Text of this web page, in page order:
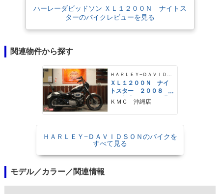
ハーレーダビッドソン ＸＬ１２００Ｎ ナイトス
ターのバイクレビューを見る
関連物件から探す
ＨＡＲＬＥＹ−ＤＡＶＩＤＳＯＮ
ＸＬ１２００Ｎ ナイ
トスター ２００８
Ｙ 極小ウィンカー装
ＫＭＣ 沖縄店
ＨＡＲＬＥＹ−ＤＡＶＩＤＳＯＮのバイクを
すべて見る
モデル／カラー／関連情報